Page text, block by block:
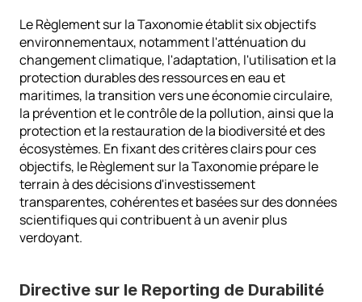
Le Règlement sur la Taxonomie établit six objectifs
environnementaux, notamment l'atténuation du
changement climatique, l'adaptation, l'utilisation et la
protection durables des ressources en eau et
maritimes, la transition vers une économie circulaire,
la prévention et le contrôle de la pollution, ainsi que la
protection et la restauration de la biodiversité et des
écosystèmes. En fixant des critères clairs pour ces
objectifs, le Règlement sur la Taxonomie prépare le
terrain à des décisions d'investissement
transparentes, cohérentes et basées sur des données
scientifiques qui contribuent à un avenir plus
verdoyant.
Directive sur le Reporting de Durabilité